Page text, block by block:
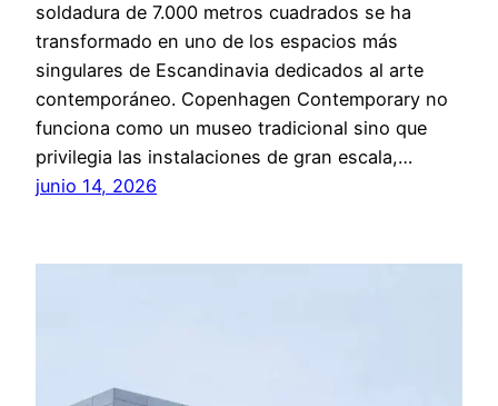
soldadura de 7.000 metros cuadrados se ha
transformado en uno de los espacios más
singulares de Escandinavia dedicados al arte
contemporáneo. Copenhagen Contemporary no
funciona como un museo tradicional sino que
privilegia las instalaciones de gran escala,…
junio 14, 2026